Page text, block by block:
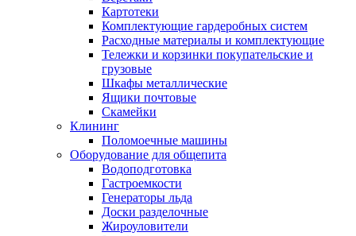
Картотеки
Комплектующие гардеробных систем
Расходные материалы и комплектующие
Тележки и корзинки покупательские и
грузовые
Шкафы металлические
Ящики почтовые
Скамейки
Клининг
Поломоечные машины
Оборудование для общепита
Водоподготовка
Гастроемкости
Генераторы льда
Доски разделочные
Жироуловители